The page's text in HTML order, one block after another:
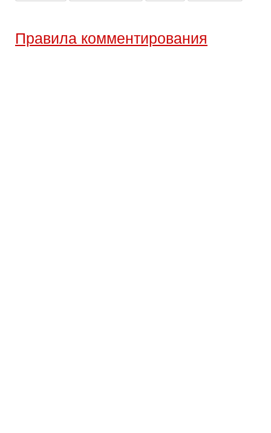
Правила комментирования